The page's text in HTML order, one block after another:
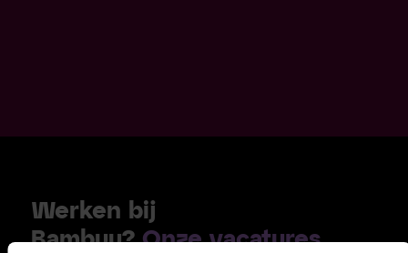
Werken bij
Bambuu?Onze vacatures